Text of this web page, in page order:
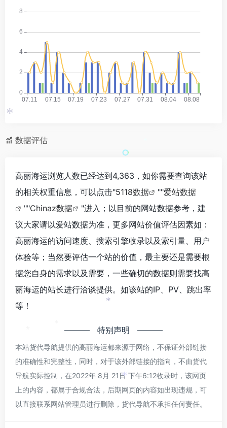
数据评估
高丽海运浏览人数已经达到4,363，如你需要查询该站
的相关权重信息，可以点击"5118数据 ""爱站数据
""Chinaz数据
"进入；以目前的网站数据参考，建
议大家请以爱站数据为准，更多网站价值评估因素如：
高丽海运的访问速度、搜索引擎收录以及索引量、用户
体验等；当然要评估一个站的价值，最主要还是需要根
据您自身的需求以及需要，一些确切的数据则需要找高
丽海运的站长进行洽谈提供。如该站的IP、PV、跳出率
等！
特别声明
本站货代导航提供的高丽海运都来源于网络，不保证外部链接
的准确性和完整性，同时，对于该外部链接的指向，不由货代
导航实际控制，在2022年 8月 21日 下午6:12收录时，该网页
上的内容，都属于合规合法，后期网页的内容如出现违规，可
以直接联系网站管理员进行删除，货代导航不承担任何责任。
*
*